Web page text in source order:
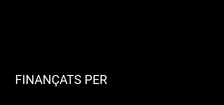
FINANÇATS PER